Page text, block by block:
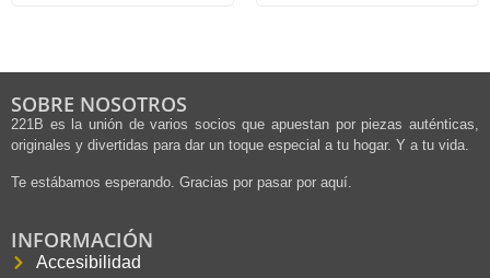
SOBRE NOSOTROS
221B es la unión de varios socios que apuestan por piezas auténticas,
originales y divertidas para dar un toque especial a tu hogar. Y a tu vida.
Te estábamos esperando. Gracias por pasar por aquí.
INFORMACIÓN
Accesibilidad